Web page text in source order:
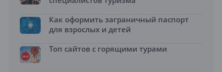
Как оформить заграничный паспорт
для взрослых и детей
Топ сайтов с горящими турами